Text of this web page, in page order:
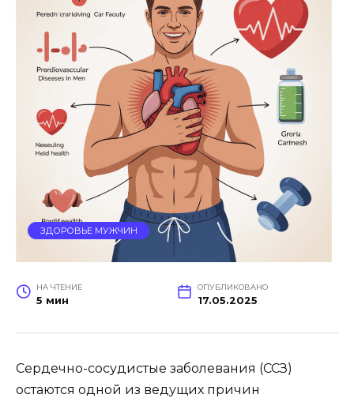
ЗДОРОВЬЕ МУЖЧИН
НА ЧТЕНИЕ
5 мин
ОПУБЛИКОВАНО
17.05.2025
Сердечно-сосудистые заболевания (ССЗ)
остаются одной из ведущих причин